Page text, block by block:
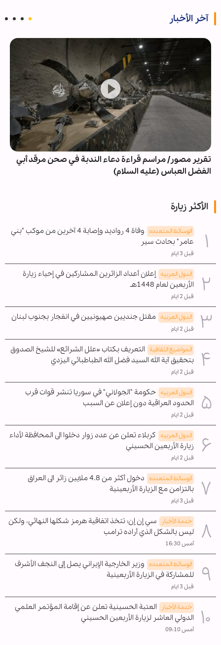
آخر الأخبار
تقرير مصور/ مراسم قراءة دعاء الندبة في صحن مرقد أبي
الفضل العباس (عليه السلام)
الأكثر زيارة
الوسائط المتعدده
وفاة 4 رواديد وإصابة 4 آخرين من موكب "بني
عامر" بحادث سير
قبل 3 ايام
الدول العربیه إعلان أعداد الزائرين المشاركين في إحياء زيارة
الأربعين لعام 1448هـ
قبل 2 ايام
الدول العربیه مقتل جنديين صهيونيين في انفجار بجنوب لبنان
قبل 2 ايام
المواضیع الثقافية التعريف بكتاب «علل الشرائع» للشيخ الصدوق
بتحقيق آية الله السيد فضل الله الطباطبائي اليزدي
قبل 2 ايام
الدول العربیه حكومة "الجولاني" في سوريا تنشر قوات قرب
الحدود العراقية دون إعلان عن السبب
قبل 2 ايام
الدول العربیه كربلاء تعلن عن عدد زوار دخلوا الى المحافظة لأداء
زيارة الأربعين الحسيني
قبل 2 ايام
الوسائط المتعدده
دخول أكثر من 4.8 ملايين زائر الى العراق
بالتزامن مع الزيارة الأربعينية
قبل 3 ايام
خدمة الأخبار
سي إن إن: تتخذ اتفاقية هرمز شكلها النهائي، ولكن
ليس بالشكل الذي أراده ترامب
أمس 16:30
الوسائط المتعدده وزير الخارجية الإيراني يصل إلى النجف الأشرف
للمشاركة في الزيارة الأربعينية
قبل 3 ايام
خدمة الأخبار
العتبة الحسينية تعلن عن إقامة المؤتمر العلمي
الدولي العاشر لزيارة الأربعين الحسيني
أمس 09:10